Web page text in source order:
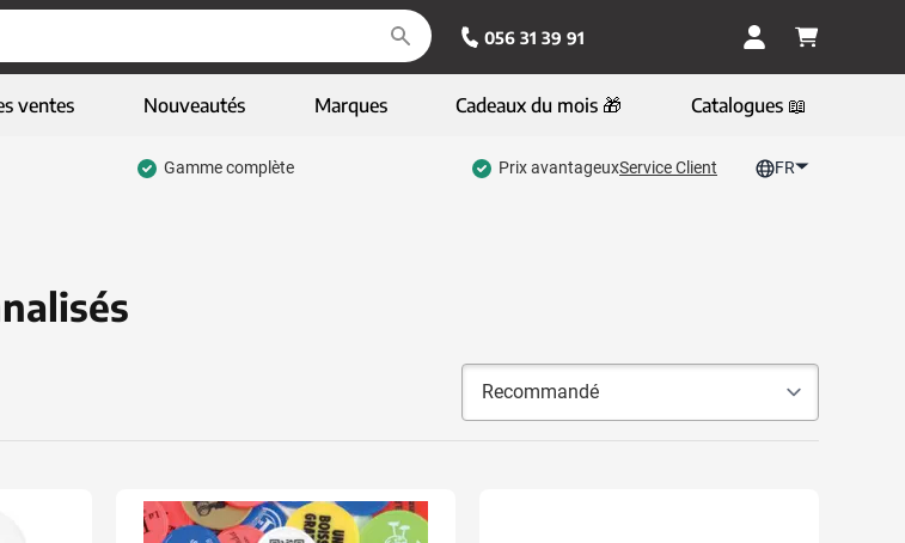
056 31 39 91
& textiles
écologiques
& bagages
ventes Nouveautés Marques Cadeaux du mois 🎁 Catalogues 📖
Gamme complète Prix avantageuxService Client FR